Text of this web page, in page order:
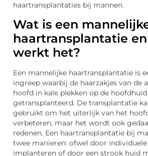
haartransplantaties bij mannen.
Wat is een
haartransplantatie
werkt het?
Een mannelijke haartransplantatie is
ingreep waarbij de haarzakjes van de
hoofd in kale plekken op de
getransplanteerd. De transplantatie
gebruikt om het uiterlijk van het
verbeteren, maar het wordt ook
redenen. Een haartransplantatie bij
twee manieren: ofwel door
implanteren of door een strook huid